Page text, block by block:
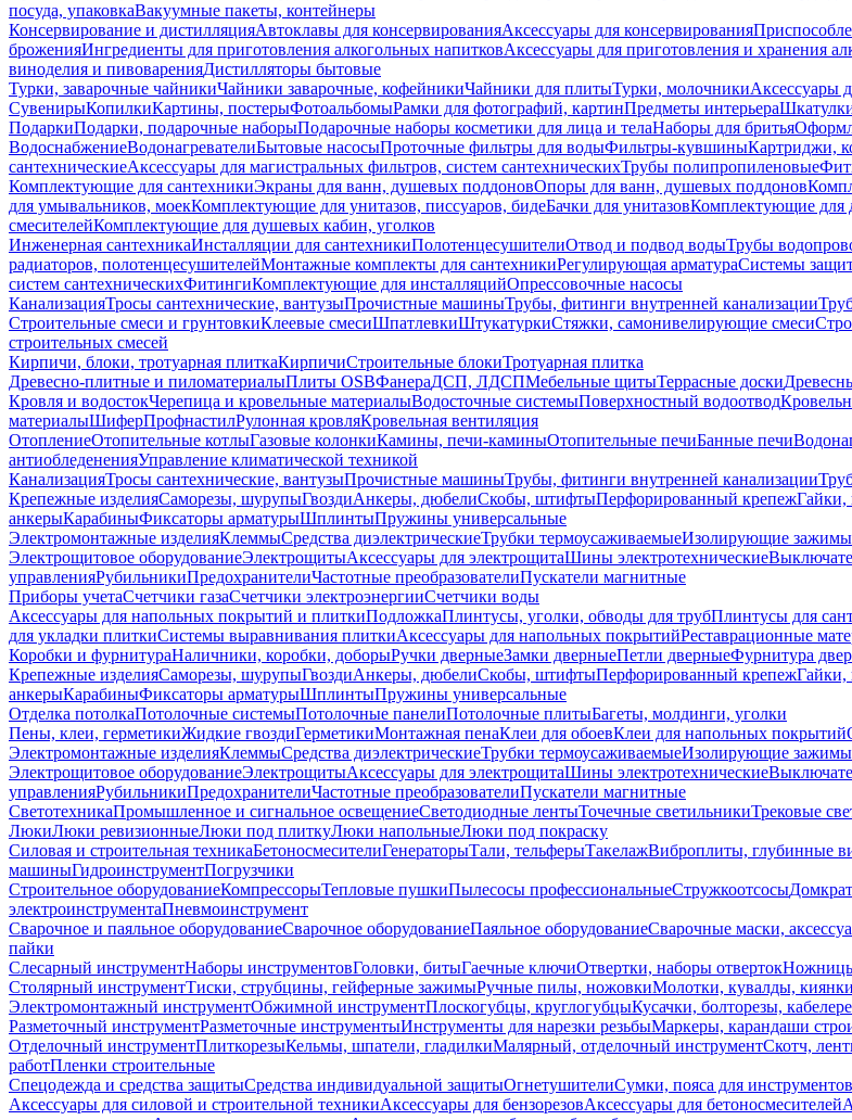
посуда, упаковкаВакуумные пакеты, контейнеры
Консервирование и дистилляцияАвтоклавы для консервированияАксессуары для консервирования
броженияИнгредиенты для приготовления алкогольных напитковАксессуары для приготовления и хранения
виноделия и пивоваренияДистилляторы бытовые
Турки, заварочные чайникиЧайники заварочные, кофейникиЧайники для плитыТурки, молочникиАксессуары
СувенирыКопилкиКартины, постерыФотоальбомыРамки для фотографий, картинПредметы интерьера
ПодаркиПодарки, подарочные наборыПодарочные наборы косметики для лица и телаНаборы для бритья
ВодоснабжениеВодонагревателиБытовые насосыПроточные фильтры для водыФильтры-кувшиныКартриджи,
сантехническиеАксессуары для магистральных фильтров, систем сантехническихТрубы полипропиленовые
Комплектующие для сантехникиЭкраны для ванн, душевых поддоновОпоры для ванн, душевых поддонов
для умывальников, моекКомплектующие для унитазов, писсуаров, бидеБачки для унитазовКомплектующие для
смесителейКомплектующие для душевых кабин, уголков
Инженерная сантехникаИнсталляции для сантехникиПолотенцесушителиОтвод и подвод водыТрубы
радиаторов, полотенцесушителейМонтажные комплекты для сантехникиРегулирующая арматураСистемы
систем сантехническихФитингиКомплектующие для инсталляцийОпрессовочные насосы
КанализацияТросы сантехнические, вантузыПрочистные машиныТрубы, фитинги внутренней канализации
Строительные смеси и грунтовкиКлеевые смесиШпатлевкиШтукатуркиСтяжки, самонивелирующие смеси
строительных смесей
Кирпичи, блоки, тротуарная плиткаКирпичиСтроительные блокиТротуарная плитка
Древесно-плитные и пиломатериалыПлиты OSBФанераДСП, ЛДСПМебельные щитыТеррасные доски
Кровля и водостокЧерепица и кровельные материалыВодосточные системыПоверхностный водоотвод
материалыШиферПрофнастилРулонная кровляКровельная вентиляция
ОтоплениеОтопительные котлыГазовые колонкиКамины, печи-каминыОтопительные печиБанные печи
антиобледененияУправление климатической техникой
КанализацияТросы сантехнические, вантузыПрочистные машиныТрубы, фитинги внутренней канализации
Крепежные изделияСаморезы, шурупыГвоздиАнкеры, дюбелиСкобы, штифтыПерфорированный крепеж
анкерыКарабиныФиксаторы арматурыШплинтыПружины универсальные
Электромонтажные изделияКлеммыСредства диэлектрическиеТрубки термоусаживаемыеИзолирующие зажимы
Электрощитовое оборудованиеЭлектрощитыАксессуары для электрощитаШины электротехнические
управленияРубильникиПредохранителиЧастотные преобразователиПускатели магнитные
Приборы учетаСчетчики газаСчетчики электроэнергииСчетчики воды
Аксессуары для напольных покрытий и плиткиПодложкаПлинтусы, уголки, обводы для трубПлинтусы для
для укладки плиткиСистемы выравнивания плиткиАксессуары для напольных покрытийРеставрационные
Коробки и фурнитураНаличники, коробки, доборыРучки дверныеЗамки дверныеПетли дверныеФурнитура
Крепежные изделияСаморезы, шурупыГвоздиАнкеры, дюбелиСкобы, штифтыПерфорированный крепеж
анкерыКарабиныФиксаторы арматурыШплинтыПружины универсальные
Отделка потолкаПотолочные системыПотолочные панелиПотолочные плитыБагеты, молдинги, уголки
Пены, клеи, герметикиЖидкие гвоздиГерметикиМонтажная пенаКлеи для обоевКлеи для напольных покрытий
Электромонтажные изделияКлеммыСредства диэлектрическиеТрубки термоусаживаемыеИзолирующие зажимы
Электрощитовое оборудованиеЭлектрощитыАксессуары для электрощитаШины электротехнические
управленияРубильникиПредохранителиЧастотные преобразователиПускатели магнитные
СветотехникаПромышленное и сигнальное освещениеСветодиодные лентыТочечные светильникиТрековые
ЛюкиЛюки ревизионныеЛюки под плиткуЛюки напольныеЛюки под покраску
Силовая и строительная техникаБетоносмесителиГенераторыТали, тельферыТакелажВиброплиты, глубинные
машиныГидроинструментПогрузчики
Строительное оборудованиеКомпрессорыТепловые пушкиПылесосы профессиональныеСтружкоотсосы
электроинструментаПневмоинструмент
Сварочное и паяльное оборудованиеСварочное оборудованиеПаяльное оборудованиеСварочные маски,
пайки
Слесарный инструментНаборы инструментовГоловки, битыГаечные ключиОтвертки, наборы отверток
Столярный инструментТиски, струбцины, гейферные зажимыРучные пилы, ножовкиМолотки, кувалды, киянки
Электромонтажный инструментОбжимной инструментПлоскогубцы, круглогубцыКусачки, болторезы,
Разметочный инструментРазметочные инструментыИнструменты для нарезки резьбыМаркеры, карандаши
Отделочный инструментПлиткорезыКельмы, шпатели, гладилкиМалярный, отделочный инструментСкотч,
работПленки строительные
Спецодежда и средства защитыСредства индивидуальной защитыОгнетушителиСумки, пояса для инструментов
Аксессуары для силовой и строительной техникиАксессуары для бензорезовАксессуары для бетоносмесителей